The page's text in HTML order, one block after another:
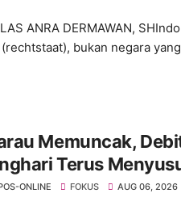
ANRA DERMAWAN,
bukan negara
Memuncak,
Terus
Krisis Air Bersih
ONLINE FOKUS AUG 06, 2026